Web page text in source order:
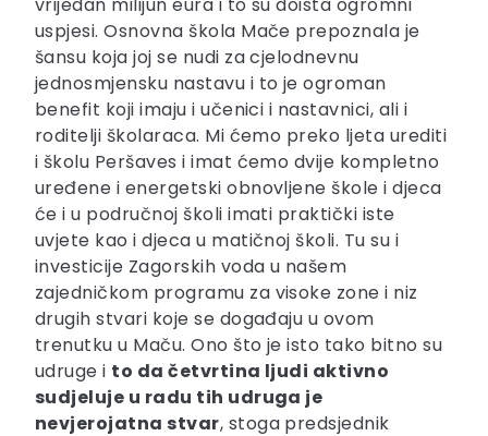
vrijedan milijun eura i to su doista ogromni
uspjesi. Osnovna škola Mače prepoznala je
šansu koja joj se nudi za cjelodnevnu
jednosmjensku nastavu i to je ogroman
benefit koji imaju i učenici i nastavnici, ali i
roditelji školaraca. Mi ćemo preko ljeta urediti
i školu Peršaves i imat ćemo dvije kompletno
uređene i energetski obnovljene škole i djeca
će i u područnoj školi imati praktički iste
uvjete kao i djeca u matičnoj školi. Tu su i
investicije Zagorskih voda u našem
zajedničkom programu za visoke zone i niz
drugih stvari koje se događaju u ovom
trenutku u Maču. Ono što je isto tako bitno su
udruge i to da četvrtina ljudi aktivno
sudjeluje u radu tih udruga je
nevjerojatna stvar, stoga predsjednik